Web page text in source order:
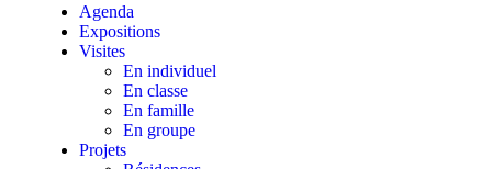
Agenda
Expositions
Visites
En individuel
En classe
En famille
En groupe
Projets